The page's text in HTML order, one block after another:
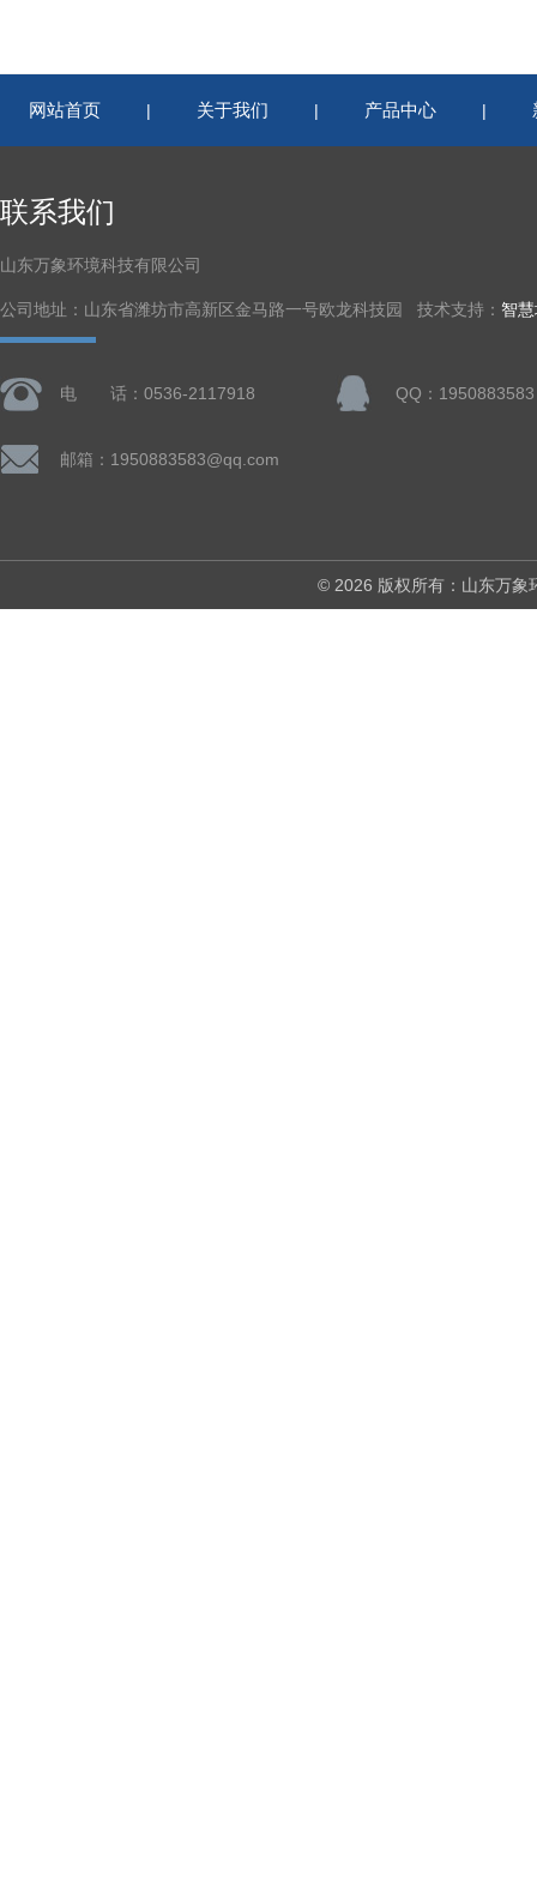
网站首页 | 关于我们 | 产品中心 |
联系我们
山东万象环境科技有限公司
公司地址：山东省潍坊市高新区金马路一号欧龙科技园 技术支持： 智
电 话：0536-2117918 QQ：1950883583
邮箱：1950883583@qq.com
© 2026 版权所有：山东万